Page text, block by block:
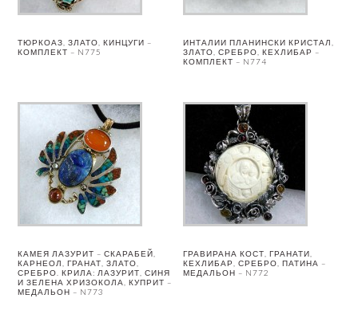
ТЮРКОАЗ, ЗЛАТО, КИНЦУГИ –
КОМПЛЕКТ – N775
ИНТАЛИИ ПЛАНИНСКИ КРИСТАЛ,
ЗЛАТО, СРЕБРО, КЕХЛИБАР –
КОМПЛЕКТ – N774
КАМЕЯ ЛАЗУРИТ – СКАРАБЕЙ,
КАРНЕОЛ, ГРАНАТ, ЗЛАТО,
СРЕБРО. КРИЛА: ЛАЗУРИТ, СИНЯ
И ЗЕЛЕНА ХРИЗОКОЛА, КУПРИТ –
МЕДАЛЬОН – N773
ГРАВИРАНА КОСТ, ГРАНАТИ,
КЕХЛИБАР, СРЕБРО, ПАТИНА –
МЕДАЛЬОН – N772